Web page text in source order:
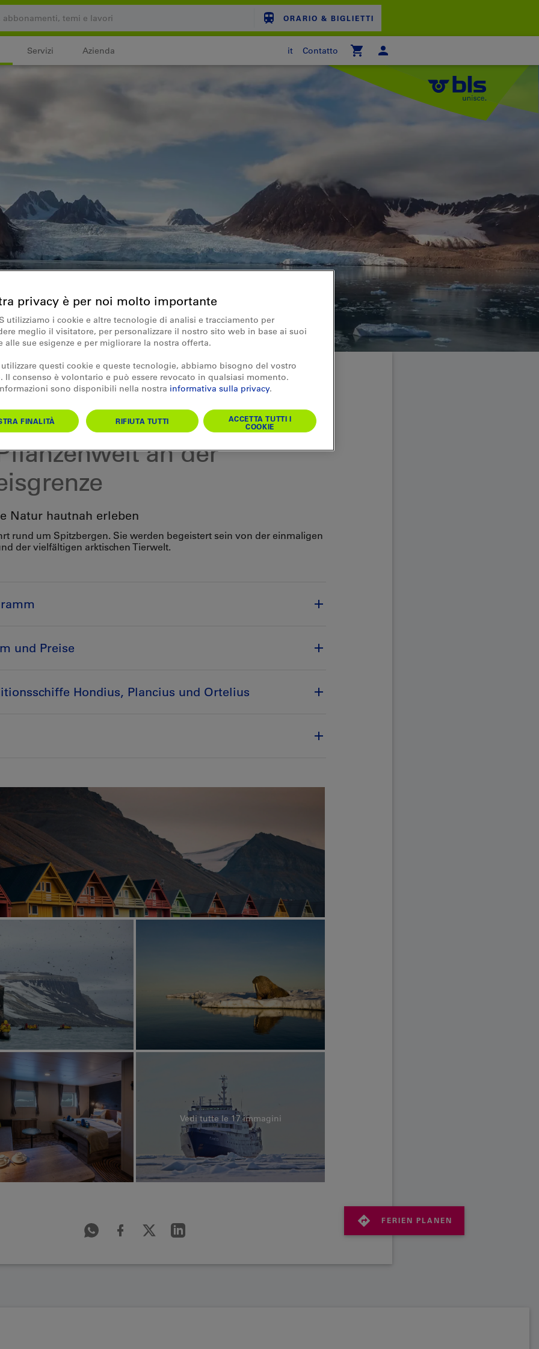
ORARIO & BIGLIETTI
Servizi Azienda it
Contatto
CARRELLO
weltweit
Spitzbergen - Tier-
an der
Natur hautnah erleben
rund um Spitzbergen. Sie werden begeistert sein von der einmaligen
der vielfältigen arktischen Tierwelt.
und Preise
Hondius, Plancius und Ortelius
Vedi tutte le 17 immagini
FERIEN PLANEN
privacy è per noi molto importante
utilizziamo i cookie e altre tecnologie di analisi e tracciamento per
meglio il visitatore, per personalizzare il nostro sito web in base ai suoi
alle sue esigenze e per migliorare la nostra offerta.
utilizzare questi cookie e queste tecnologie, abbiamo bisogno del vostro
Il consenso è volontario e può essere revocato in qualsiasi momento.
sono disponibili nella nostra informativa sulla privacy.
FINALITÀ RIFIUTA TUTTI
ACCETTA TUTTI I
COOKIE